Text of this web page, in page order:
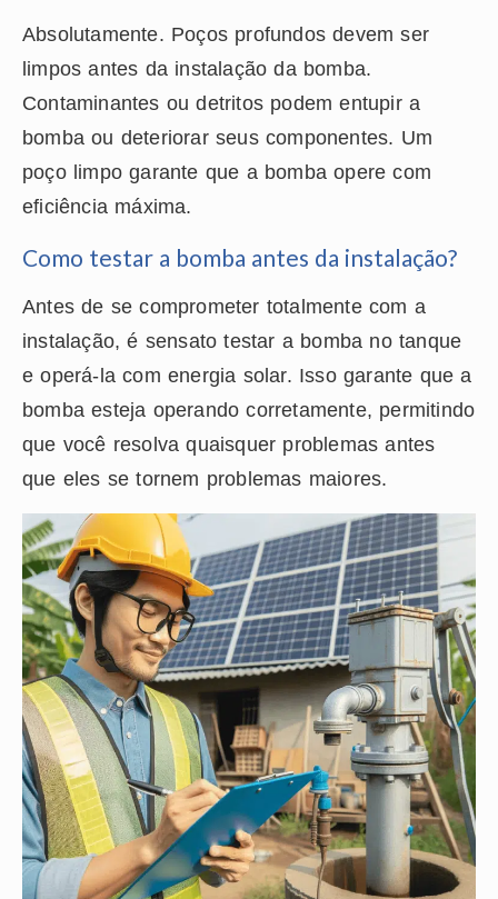
Absolutamente. Poços profundos devem ser
limpos antes da instalação da bomba.
Contaminantes ou detritos podem entupir a
bomba ou deteriorar seus componentes. Um
poço limpo garante que a bomba opere com
eficiência máxima.
Como testar a bomba antes da instalação?
Antes de se comprometer totalmente com a
instalação, é sensato testar a bomba no tanque
e operá-la com energia solar. Isso garante que a
bomba esteja operando corretamente, permitindo
que você resolva quaisquer problemas antes
que eles se tornem problemas maiores.